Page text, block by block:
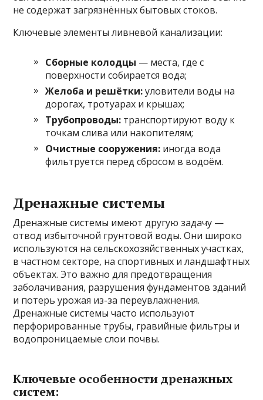
не содержат загрязнённых бытовых стоков.
Ключевые элементы ливневой канализации:
Сборные колодцы — места, где с
поверхности собирается вода;
Желоба и решётки:уловители воды на
дорогах, тротуарах и крышах;
Трубопроводы: транспортируют воду к
точкам слива или накопителям;
Очистные сооружения: иногда вода
фильтруется перед сбросом в водоём.
Дренажные системы
Дренажные системы имеют другую задачу —
отвод избыточной грунтовой воды. Они широко
используются на сельскохозяйственных участках,
в частном секторе, на спортивных и ландшафтных
объектах. Это важно для предотвращения
заболачивания, разрушения фундаментов зданий
и потерь урожая из-за переувлажнения.
Дренажные системы часто используют
перфорированные трубы, гравийные фильтры и
водопроницаемые слои почвы.
Ключевые особенности дренажных
систем: